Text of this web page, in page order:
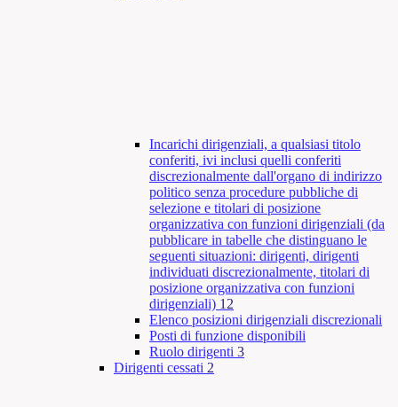
Incarichi dirigenziali, a qualsiasi titolo
conferiti, ivi inclusi quelli conferiti
discrezionalmente dall'organo di indirizzo
politico senza procedure pubbliche di
selezione e titolari di posizione
organizzativa con funzioni dirigenziali (da
pubblicare in tabelle che distinguano le
seguenti situazioni: dirigenti, dirigenti
individuati discrezionalmente, titolari di
posizione organizzativa con funzioni
dirigenziali) 12
Elenco posizioni dirigenziali discrezionali
Posti di funzione disponibili
Ruolo dirigenti 3
Dirigenti cessati 2